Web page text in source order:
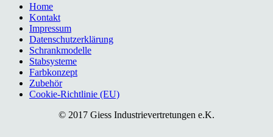
Home
Kontakt
Impressum
Datenschutzerklärung
Schrankmodelle
Stabsysteme
Farbkonzept
Zubehör
Cookie-Richtlinie (EU)
© 2017 Giess Industrievertretungen e.K.